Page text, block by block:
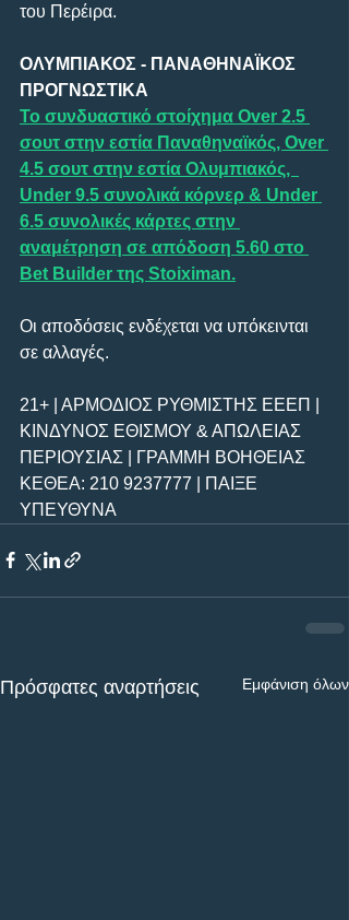
του Περέιρα.
ΟΛΥΜΠΙΑΚΟΣ - ΠΑΝΑΘΗΝΑΪΚΟΣ
ΠΡΟΓΝΩΣΤΙΚΑ
Το συνδυαστικό στοίχημα Over 2.5
σουτ στην εστία Παναθηναϊκός, Over
4.5 σουτ στην εστία Ολυμπιακός,
Under 9.5 συνολικά κόρνερ & Under
6.5 συνολικές κάρτες στην
αναμέτρηση σε απόδοση 5.60 στο
Bet Builder της Stoiximan.
Οι αποδόσεις ενδέχεται να υπόκεινται
σε αλλαγές.
21+ | ΑΡΜΟΔΙΟΣ ΡΥΘΜΙΣΤΗΣ ΕΕΕΠ |
ΚΙΝΔΥΝΟΣ ΕΘΙΣΜΟΥ & ΑΠΩΛΕΙΑΣ
ΠΕΡΙΟΥΣΙΑΣ | ΓΡΑΜΜΗ ΒΟΗΘΕΙΑΣ
ΚΕΘΕΑ: 210 9237777 | ΠΑΙΞΕ
ΥΠΕΥΘΥΝΑ
Πρόσφατες αναρτήσεις Εμφάνιση όλων